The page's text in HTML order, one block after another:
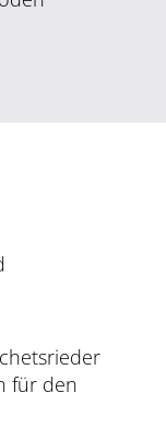
für den